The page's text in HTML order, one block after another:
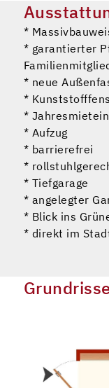
*
* garantierter
* neue
*
*
* Aufzug
* barrierefrei
*
* Tiefgarage
* angelegter
* Blick ins
* direkt im